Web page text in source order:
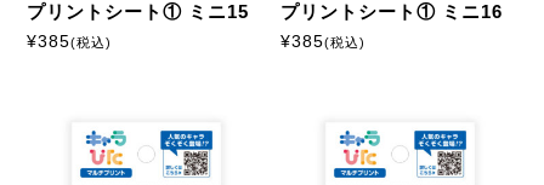
プリントシート① ミニ15
¥385(税込)
プリントシート① ミニ16
¥385(税込)